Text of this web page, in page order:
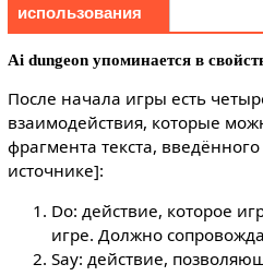
использования
Ai dungeon упоминается в
После начала игры есть
взаимодействия, которые
фрагмента текста,
источнике]:
Do: действие, которое
игре. Должно
Say: действие,